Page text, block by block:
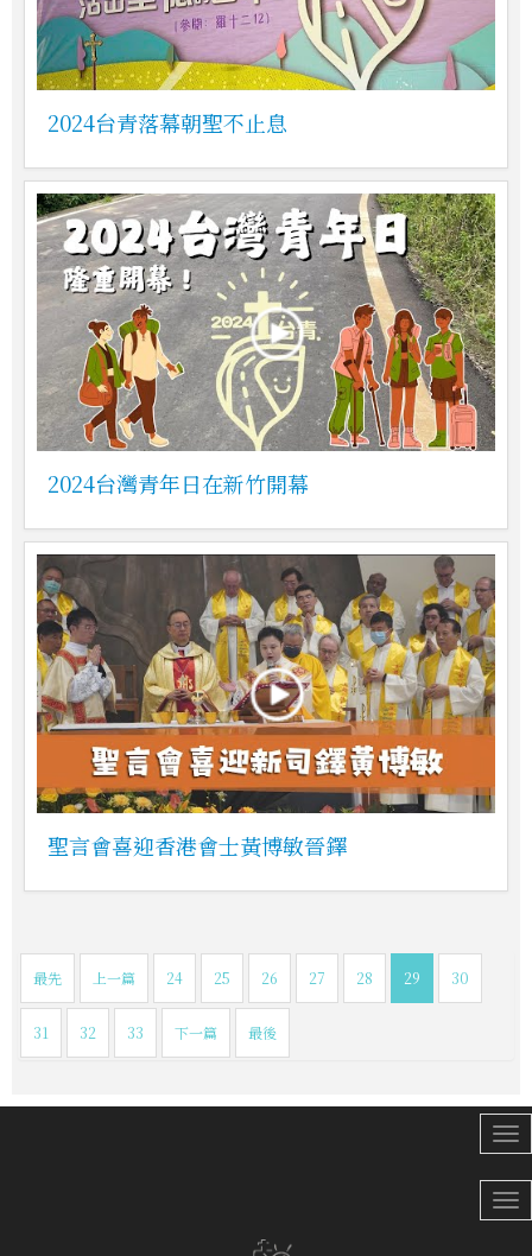
2024台青落幕朝聖不止息
2024台灣青年日在新竹開幕
聖言會喜迎香港會士黃博敏晉鐸
最先 上一篇 24 25 26 27 28 29 30
31 32 33 下一篇 最後